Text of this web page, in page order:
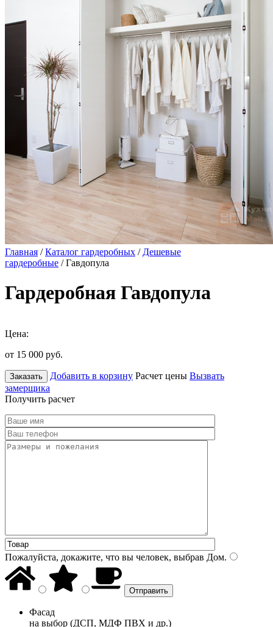
Главная /Каталог гардеробных / Дешевые
гардеробные / Гавдопула
Гардеробная Гавдопула
Цена:
от 15 000 руб.
Заказать Добавить в корзину Расчет цены Вызвать
замерщика
Получить расчет
Пожалуйста, докажите, что вы человек, выбрав Дом.
Фасад
на выбор (ДСП, МДФ ПВХ и др.)